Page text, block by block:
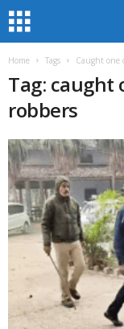
Home Tags Caught one
Tag: caught
robbers